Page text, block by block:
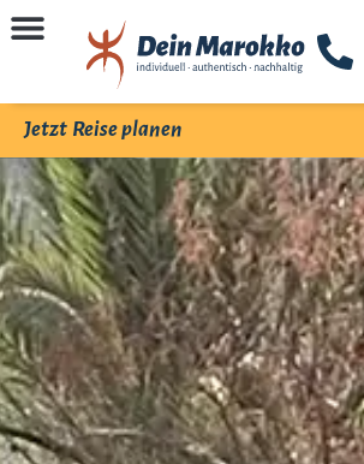
Jetzt Reise planen